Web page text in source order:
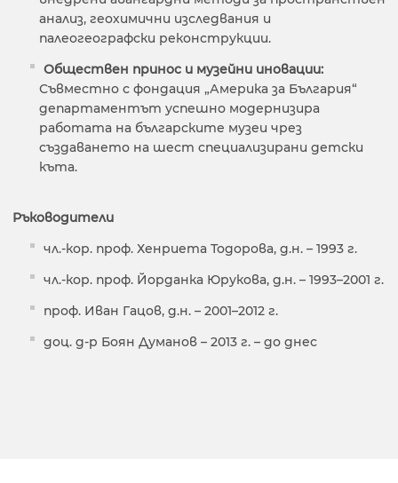
анализ, геохимични изследвания и
палеогеографски реконструкции.
Обществен принос и музейни иновации:
Съвместно с фондация „Америка за България“
департаментът успешно модернизира
работата на българските музеи чрез
създаването на шест специализирани детски
къта.
Ръководители
чл.-кор. проф. Хенриета Тодорова, д.н. – 1993 г.
чл.-кор. проф. Йорданка Юрукова, д.н. – 1993–2001 г.
проф. Иван Гацов, д.н. – 2001–2012 г.
доц. д-р Боян Думанов – 2013 г. – до днес